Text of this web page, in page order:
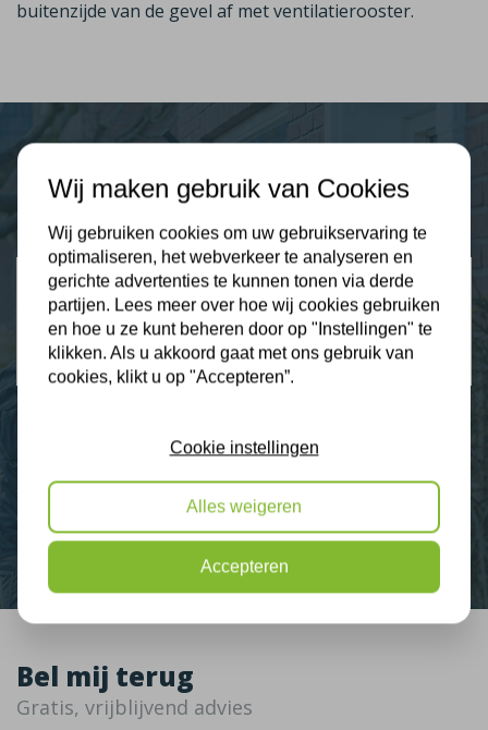
Plus Isolatie
Uw isolatie specialist
9,3
Klantbeoordelingen
2274 klanten beoordelen ons met een 9.3
Bel mij terug
Gratis, vrijblijvend advies
buitenzijde van de gevel af met ventilatierooster.
Wij maken gebruik van Cookies
Wij gebruiken cookies om uw gebruikservaring te
optimaliseren, het webverkeer te analyseren en
gerichte advertenties te kunnen tonen via derde
partijen. Lees meer over hoe wij cookies gebruiken
en hoe u ze kunt beheren door op "Instellingen" te
klikken. Als u akkoord gaat met ons gebruik van
cookies, klikt u op "Accepteren”.
Cookie instellingen
Alles weigeren
Accepteren